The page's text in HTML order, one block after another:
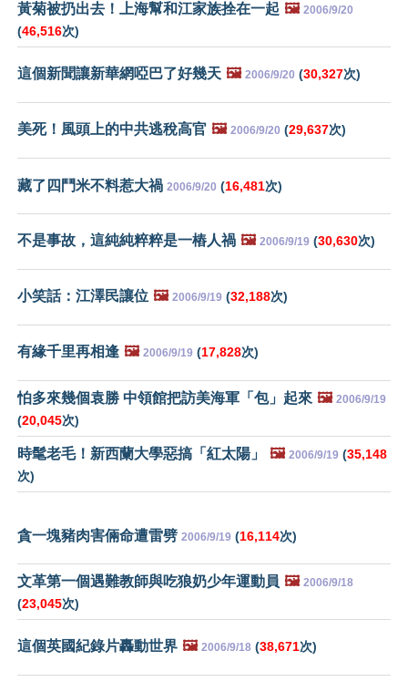
黃菊被扔出去！上海幫和江家族拴在一起 🖼️ 2006/9/20
(46,516次)
這個新聞讓新華網啞巴了好幾天 🖼️ 2006/9/20 (30,327次)
美死！風頭上的中共逃稅高官 🖼️ 2006/9/20 (29,637次)
藏了四鬥米不料惹大禍 2006/9/20 (16,481次)
不是事故，這純純粹粹是一樁人禍 🖼️ 2006/9/19 (30,630次)
小笑話：江澤民讓位 🖼️ 2006/9/19 (32,188次)
有緣千里再相逢 🖼️ 2006/9/19 (17,828次)
怕多來幾個袁勝 中領館把訪美海軍「包」起來 🖼️ 2006/9/19
(20,045次)
時髦老毛！新西蘭大學惡搞「紅太陽」 🖼️ 2006/9/19 (35,148
次)
貪一塊豬肉害倆命遭雷劈 2006/9/19 (16,114次)
文革第一個遇難教師與吃狼奶少年運動員 🖼️ 2006/9/18
(23,045次)
這個英國紀錄片轟動世界 🖼️ 2006/9/18 (38,671次)